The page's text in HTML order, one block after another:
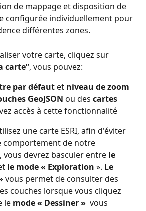
de mappage et disposition de
configurée individuellement pour
différentes zones.
votre carte, cliquez sur
carte”, vous pouvez:
par défaut et niveau de zoom
GeoJSON ou des cartes
accès à cette fonctionnalité
une carte ESRI, afin d'éviter
comportement de notre
vous devrez basculer entre le
le mode « Exploration ». Le
vous permet de consulter des
couches lorsque vous cliquez
le mode « Dessiner » vous